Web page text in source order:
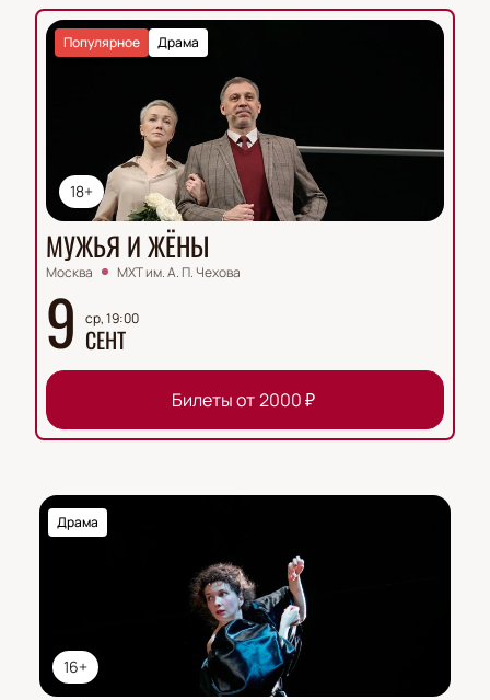
18+
Драма
Популярное
МУЖЬЯ И ЖЁНЫ
Москва МХТ им. А. П. Чехова
9 ср, 19:00
СЕНТ
Билеты от 2000₽
16+
Драма